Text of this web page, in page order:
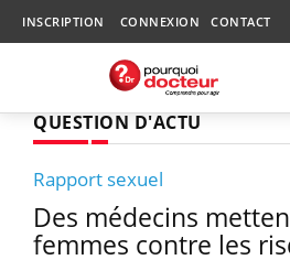
INSCRIPTION CONNEXION CONTACT
QUESTION D'ACTU
Rapport sexuel
Des médecins
femmes contre les